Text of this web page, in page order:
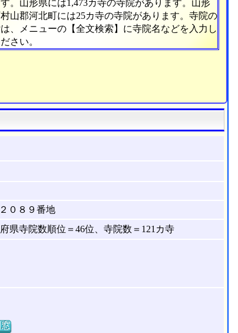
す。山形県には1,473カ寺の寺院があります。山形
山郡河北町には25カ寺の寺院があります。寺院の
、メニューの【全文検索】に寺院名などを入力し
さい。
０８９番地
寺院数順位＝46位、寺院数＝121カ寺